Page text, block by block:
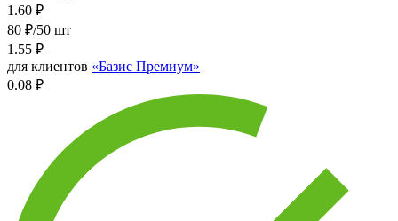
1.60 ₽
80 ₽/50 шт
1.55 ₽
для клиентов «Базис Премиум»
0.08 ₽